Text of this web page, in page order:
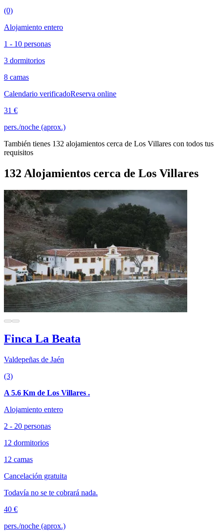
(0)
Alojamiento entero
1 - 10 personas
3 dormitorios
8 camas
Calendario verificadoReserva online
31 €
pers./noche (aprox.)
También tienes 132 alojamientos cerca de Los Villares con todos tus
requisitos
132 Alojamientos cerca de Los Villares
Finca La Beata
Valdepeñas de Jaén
(3)
A 5.6 Km de Los Villares .
Alojamiento entero
2 - 20 personas
12 dormitorios
12 camas
Cancelación gratuita
Todavía no se te cobrará nada.
40 €
pers./noche (aprox.)